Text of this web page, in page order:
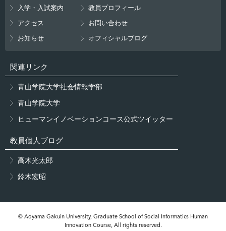
入学・入試案内
教員プロフィール
アクセス
お問い合わせ
お知らせ
オフィシャルブログ
関連リンク
青山学院大学社会情報学部
青山学院大学
ヒューマンイノベーションコース公式ツイッター
教員個人ブログ
高木光太郎
鈴木宏昭
© Aoyama Gakuin University, Graduate School of Social Informatics Human
Innovation Course, All rights reserved.